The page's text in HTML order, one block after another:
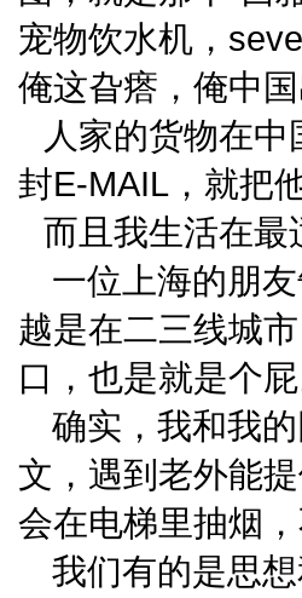
宠物饮水机，
俺这旮瘩，俺中
人家的货物在
封E-MAIL，就把
而且我生活在
一位上海的朋
越是在二三线城
口，也是就是个屁
确实，我和我
文，遇到老外能
会在电梯里抽烟
我们有的是思